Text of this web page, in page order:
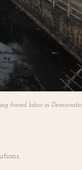
forced labor in Democratic